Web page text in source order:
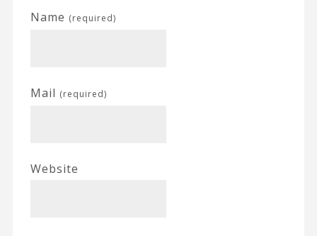
Name (required)
Mail (required)
Website